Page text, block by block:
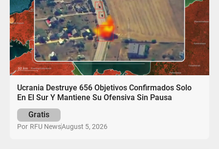
Ucrania Destruye 656 Objetivos Confirmados Solo
En El Sur Y Mantiene Su Ofensiva Sin Pausa
Gratis
Por RFU NewsAugust 5, 2026